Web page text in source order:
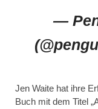
—
Jen Waite hat ihre
Buch mit dem Titel